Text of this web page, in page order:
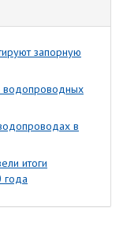
запорную
водопроводных
в
итоги
года